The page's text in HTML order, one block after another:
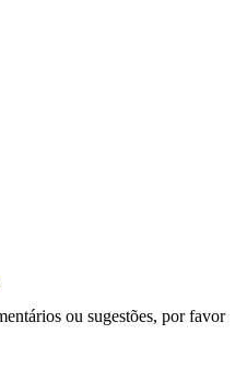
ou sugestões, por favor